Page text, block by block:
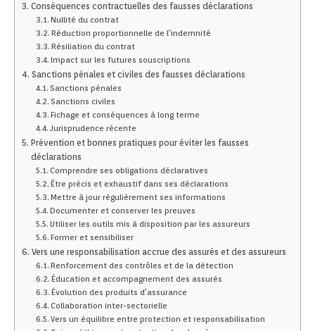
Conséquences contractuelles des fausses déclarations
Nullité du contrat
Réduction proportionnelle de l’indemnité
Résiliation du contrat
Impact sur les futures souscriptions
Sanctions pénales et civiles des fausses déclarations
Sanctions pénales
Sanctions civiles
Fichage et conséquences à long terme
Jurisprudence récente
Prévention et bonnes pratiques pour éviter les fausses
déclarations
Comprendre ses obligations déclaratives
Être précis et exhaustif dans ses déclarations
Mettre à jour régulièrement ses informations
Documenter et conserver les preuves
Utiliser les outils mis à disposition par les assureurs
Former et sensibiliser
Vers une responsabilisation accrue des assurés et des assureurs
Renforcement des contrôles et de la détection
Éducation et accompagnement des assurés
Évolution des produits d’assurance
Collaboration inter-sectorielle
Vers un équilibre entre protection et responsabilisation